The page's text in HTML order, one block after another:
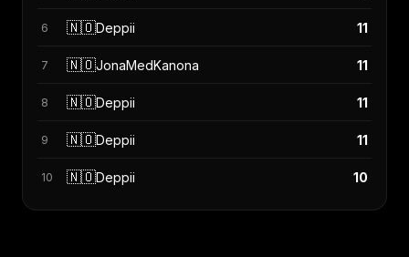
6 🇳🇴Deppii 11
7 🇳🇴JonaMedKanona 11
8 🇳🇴Deppii 11
9 🇳🇴Deppii 11
10 🇳🇴Deppii 10